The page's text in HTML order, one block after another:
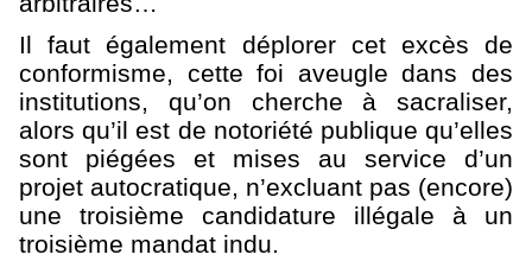
Il faut également déplorer cet excès de
conformisme, cette foi aveugle dans des
institutions, qu’on cherche à sacraliser,
alors qu’il est de notoriété publique qu’elles
sont piégées et mises au service d’un
projet autocratique, n’excluant pas (encore)
une troisième candidature illégale à un
troisième mandat indu.